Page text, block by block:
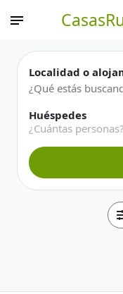
Localidad o
Huéspedes
¿Cuántas personas?